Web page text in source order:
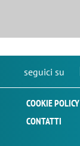
seguici su
COOKIE POLICY
CONTATTI